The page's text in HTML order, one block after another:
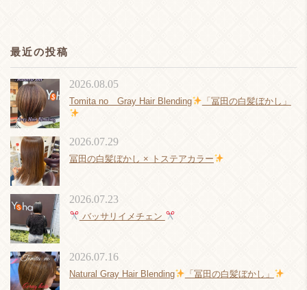
最近の投稿
Tomita no Gray Hair Blending 「冨田の白髪ぼかし」
2026.08.05
冨田の白髪ぼかし × トステアカラー
2026.07.29
バッサリイメチェン
2026.07.23
Natural Gray Hair Blending 「冨田の白髪ぼかし」
2026.07.16